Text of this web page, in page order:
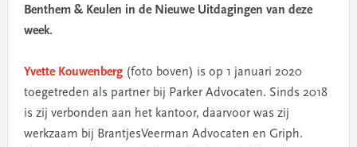
Benthem & Keulen in de Nieuwe Uitdagingen van deze
week.
Yvette Kouwenberg(foto boven) is op 1 januari 2020
toegetreden als partner bij Parker Advocaten. Sinds 2018
is zij verbonden aan het kantoor, daarvoor was zij
werkzaam bij BrantjesVeerman Advocaten en Griph.